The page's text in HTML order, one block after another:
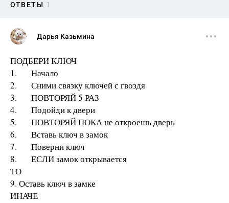
ОТВЕТЫ 1
Дарья Казьмина
ПОДБЕРИ КЛЮЧ
1. Начало
2. Сними связку ключей с гвоздя
3. ПОВТОРЯЙ 5 РАЗ
4. Подойди к двери
5. ПОВТОРЯЙ ПОКА не откроешь дверь
6. Вставь ключ в замок
7. Поверни ключ
8. ЕСЛИ замок открывается
ТО
9. Оставь ключ в замке
ИНАЧЕ